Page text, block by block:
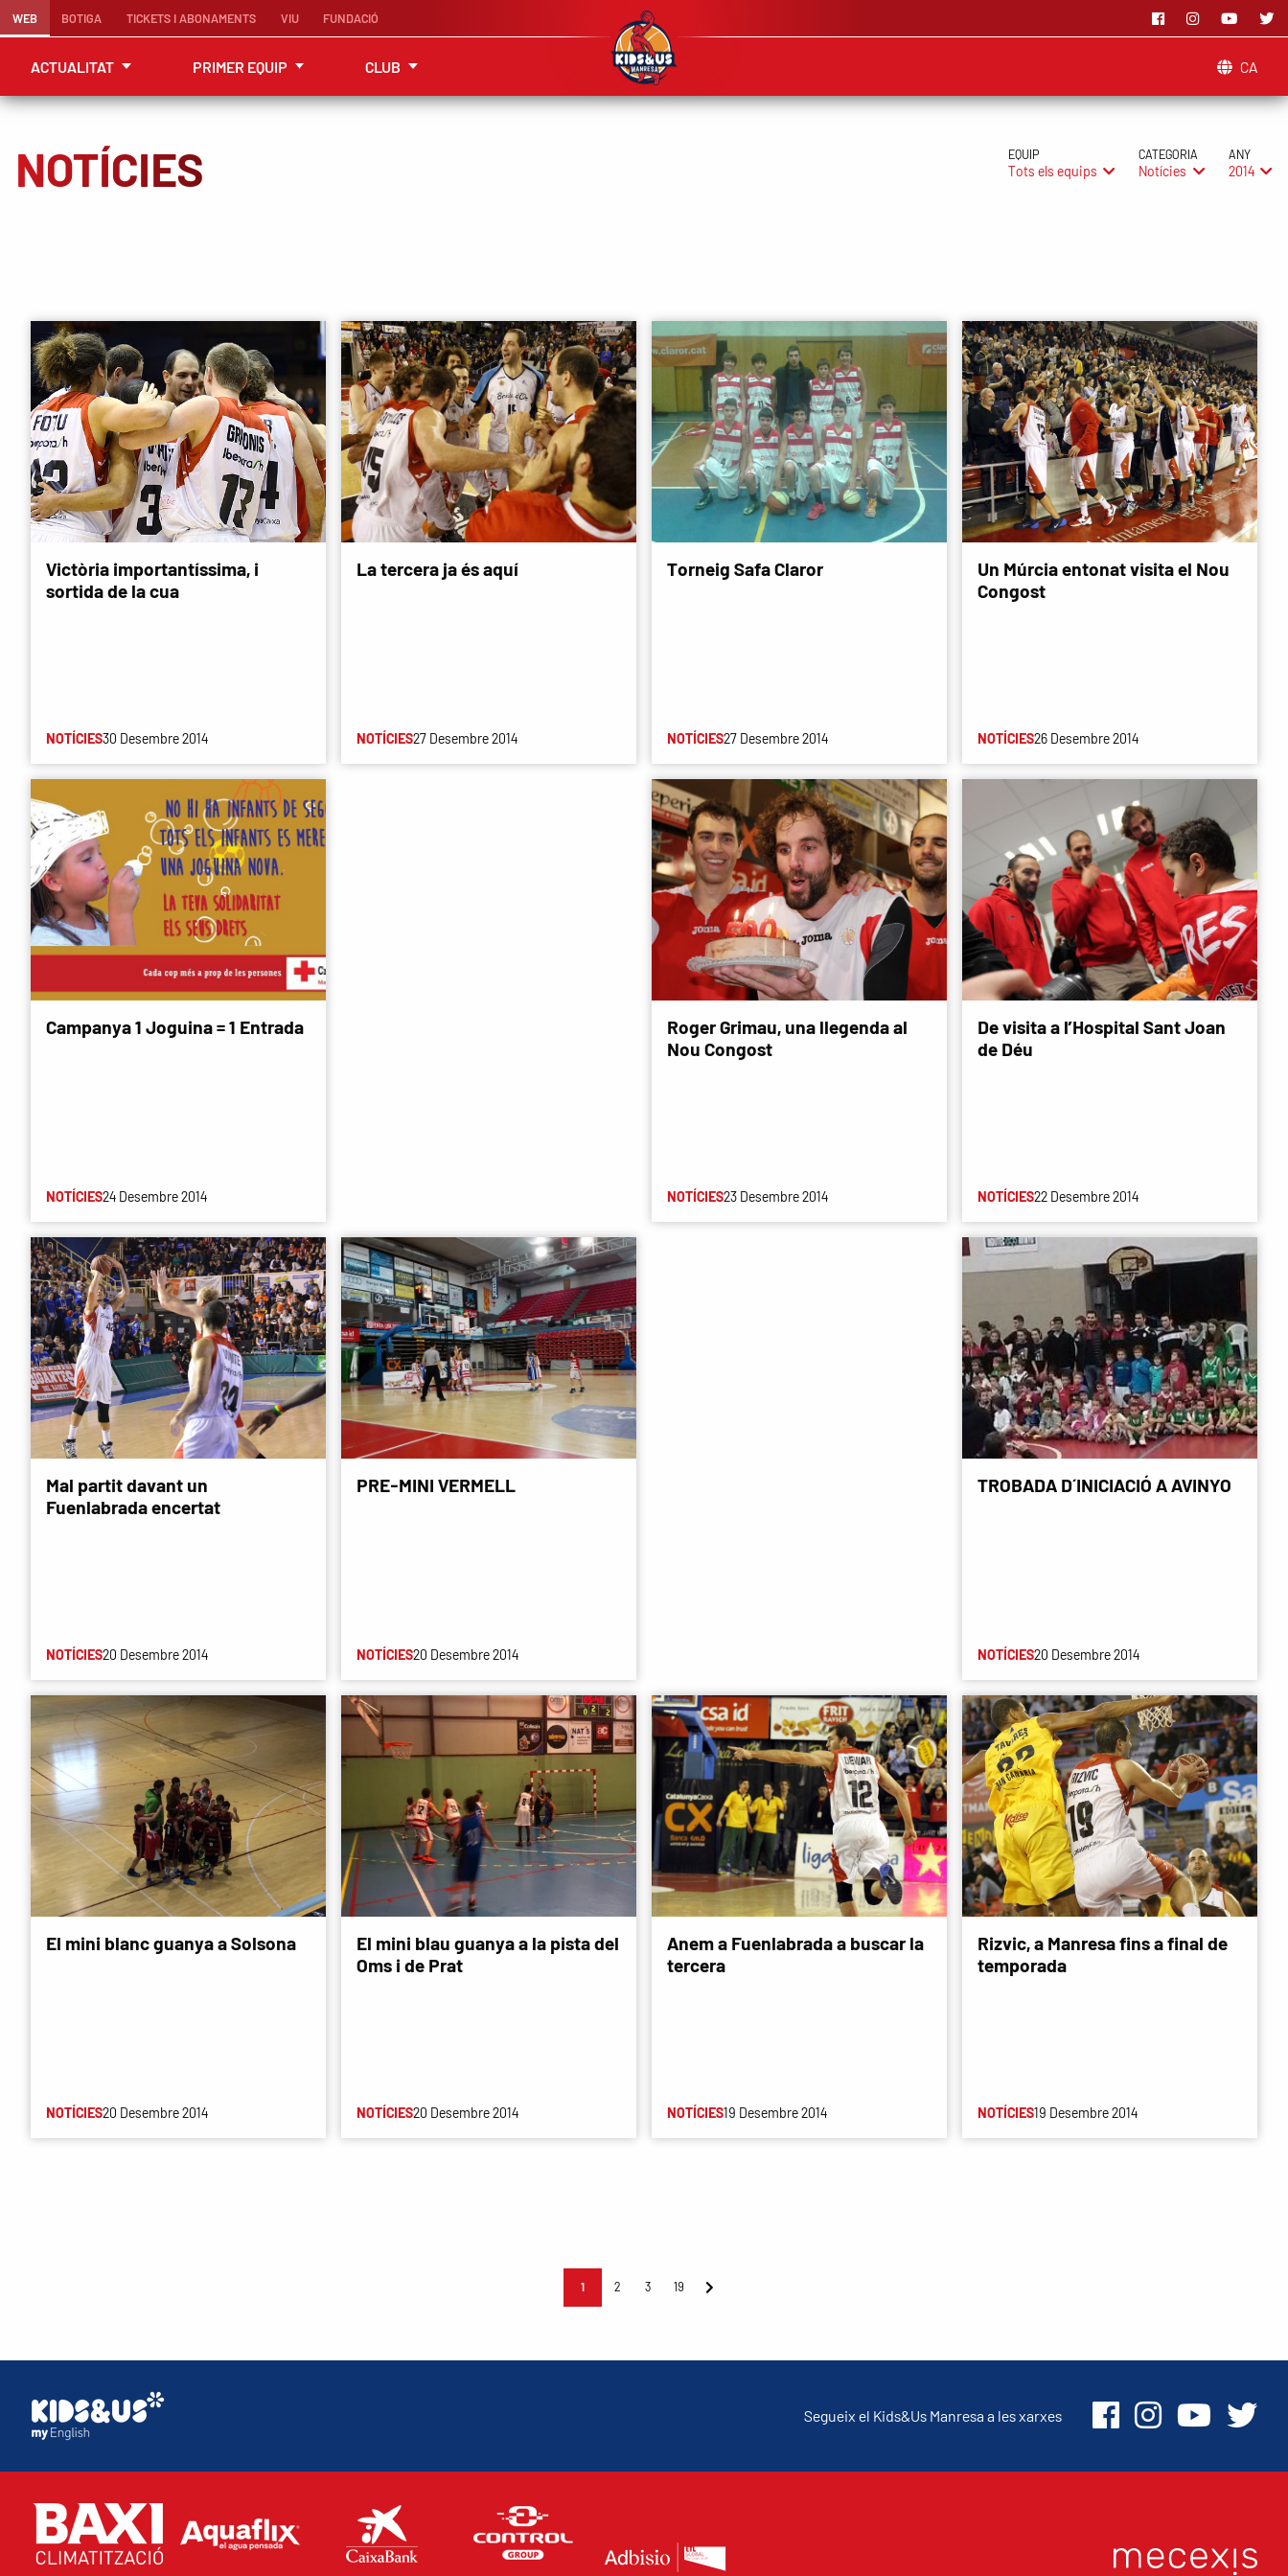
WEB BOTIGA TICKETS I ABONAMENTS VIU FUNDACIÓ
ACTUALITAT PRIMER EQUIP CLUB CA
NOTÍCIES EQUIP
Tots els equips
CATEGORIA
Notícies
ANY
2014
Victòria importantíssima, i
sortida de la cua
NOTÍCIES30 Desembre 2014
La tercera ja és aquí
NOTÍCIES27 Desembre 2014
Torneig Safa Claror
NOTÍCIES27 Desembre 2014
Un Múrcia entonat visita el Nou
Congost
NOTÍCIES26 Desembre 2014
Campanya 1 Joguina = 1 Entrada
NOTÍCIES24 Desembre 2014
Roger Grimau, una llegenda al
Nou Congost
NOTÍCIES23 Desembre 2014
De visita a l’Hospital Sant Joan
de Déu
NOTÍCIES22 Desembre 2014
Mal partit davant un
Fuenlabrada encertat
NOTÍCIES20 Desembre 2014
PRE-MINI VERMELL
NOTÍCIES20 Desembre 2014
TROBADA D´INICIACIÓ A AVINYO
NOTÍCIES20 Desembre 2014
El mini blanc guanya a Solsona
NOTÍCIES20 Desembre 2014
El mini blau guanya a la pista del
Oms i de Prat
NOTÍCIES20 Desembre 2014
Anem a Fuenlabrada a buscar la
tercera
NOTÍCIES19 Desembre 2014
Rizvic, a Manresa fins a final de
temporada
NOTÍCIES19 Desembre 2014
1 2 3 19
Segueix el Kids&Us Manresa a les xarxes